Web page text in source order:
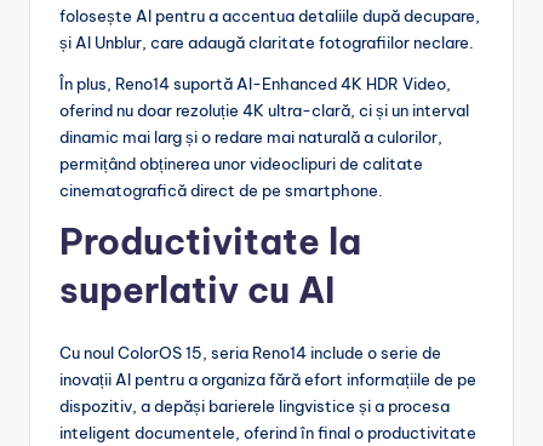
folosește AI pentru a accentua detaliile după decupare,
și AI Unblur, care adaugă claritate fotografiilor neclare.
În plus, Reno14 suportă AI-Enhanced 4K HDR Video,
oferind nu doar rezoluție 4K ultra-clară, ci și un interval
dinamic mai larg și o redare mai naturală a culorilor,
permițând obținerea unor videoclipuri de calitate
cinematografică direct de pe smartphone.
Productivitate la
superlativ cu AI
Cu noul ColorOS 15, seria Reno14 include o serie de
inovații AI pentru a organiza fără efort informațiile de pe
dispozitiv, a depăși barierele lingvistice și a procesa
inteligent documentele, oferind în final o productivitate